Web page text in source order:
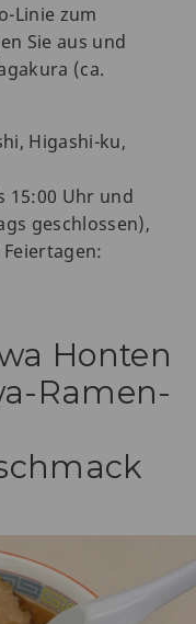
Linie zum
Sie aus und
(ca.
Higashi-ku,
15:00 Uhr und
geschlossen),
Honten
Ramen-